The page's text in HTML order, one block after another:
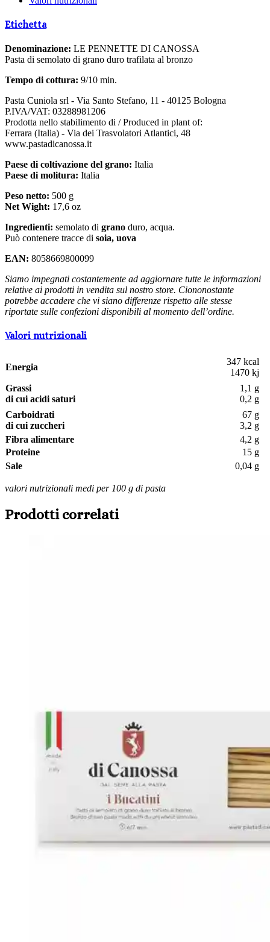
Etichetta
Denominazione: LE PENNETTE DI CANOSSA
Pasta di semolato di grano duro trafilata al bronzo
Tempo di cottura: 9/10 min.
Pasta Cuniola srl - Via Santo Stefano, 11 - 40125 Bologna
P.IVA/VAT: 03288981206
Prodotta nello stabilimento di / Produced in plant of:
Ferrara (Italia) - Via dei Trasvolatori Atlantici, 48
www.pastadicanossa.it
Paese di coltivazione del grano: Italia
Paese di molitura: Italia
Peso netto: 500 g
Net Wight: 17,6 oz
Ingredienti: semolato di grano duro, acqua.
Può contenere tracce di soia, uova
EAN: 8058669800099
Siamo impegnati costantemente ad aggiornare tutte le informazioni
relative ai prodotti in vendita sul nostro store. Ciononostante
potrebbe accadere che vi siano differenze rispetto alle stesse
riportate sulle confezioni disponibili al momento dell’ordine.
Valori nutrizionali
Energia
347 kcal
1470 kj
Grassi
di cui acidi saturi
1,1 g
0,2 g
Carboidrati
di cui zuccheri
67 g
3,2 g
Fibra alimentare
4,2 g
Proteine
15 g
Sale
0,04 g
valori nutrizionali medi per 100 g di pasta
Prodotti correlati